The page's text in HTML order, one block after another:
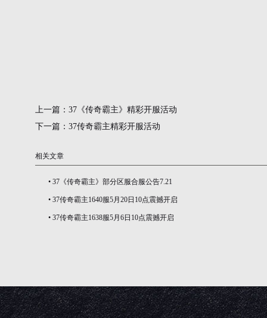
上一篇： 37《传奇霸主》精彩开服活动
下一篇： 37传奇霸主精彩开服活动
相关文章
• 37《传奇霸主》部分区服合服公告7.21
• 37传奇霸主1640服5月20日10点震撼开启
• 37传奇霸主1638服5月6日10点震撼开启